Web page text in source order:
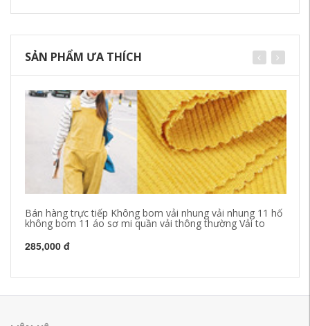
SẢN PHẨM ƯA THÍCH
Bán hàng trực tiếp Không bom vải nhung vải nhung 11 hố
không bom 11 áo sơ mi quần vải thông thường Vải to
285,000 đ